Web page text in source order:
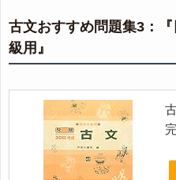
古文おすすめ問題集3：
級用』